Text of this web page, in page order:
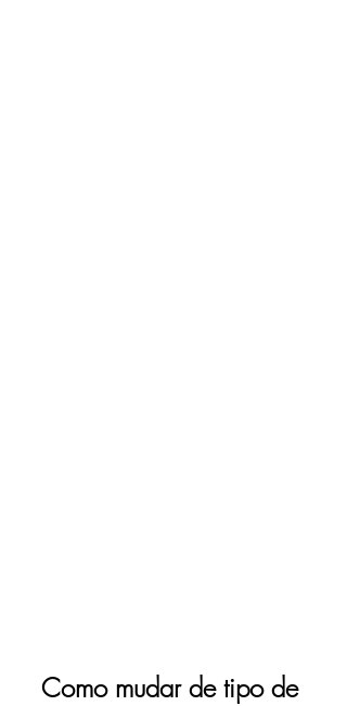
Como mudar de tipo de